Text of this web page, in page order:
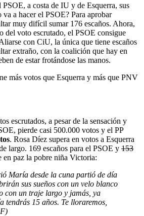
PSOE, a costa de IU y de Esquerra, sus
a hacer el PSOE? Para aprobar
muy difícil sumar 176 escaños. Ahora,
del voto escrutado, el PSOE consigue
con CiU, la única que tiene escaños
extraño, con la coalición que hay en
de estar frotándose las manos.
más votos que Esquerra y más que PNV
escrutados, a pesar de la sensación y
pierde casi 500.000 votos y el PP
. Rosa Díez supera en votos a Esquerra
largo. 169 escaños para el PSOE y 153
en paz la pobre niña Victoria:
María desde la cuna partió de día
sus sueños con un velo blanco
con un traje largo y jamás, ya
tendrás 15 años. Te lloraremos,